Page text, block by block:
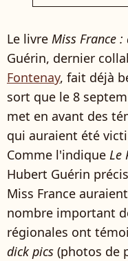
Le livre Miss France
Guérin, dernier
Fontenay, fait déjà
sort que le 8
met en avant des
qui auraient été
Comme l'indique Le
Hubert Guérin
Miss France
nombre important
régionales ont
dick pics (photos de